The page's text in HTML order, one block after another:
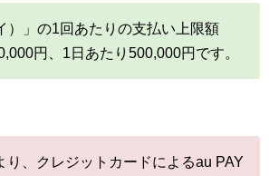
）」の1回あたりの支払い上限額
円、1日あたり500,000円です。
、クレジットカードによるau PAY